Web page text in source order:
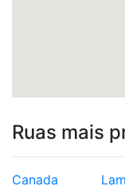
Ruas mais
Canada